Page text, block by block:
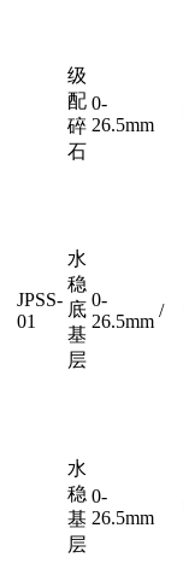
JPSS-
01
级
配
碎
石
0-
26.5mm
/
水
稳
底
基
层
0-
26.5mm
水
稳
基
层
0-
26.5mm